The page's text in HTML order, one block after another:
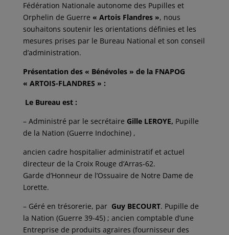
Fédération Nationale autonome des Pupilles et
Orphelin de Guerre « Artois Flandres », nous
souhaitons soutenir les orientations définies et les
mesures prises par le Bureau National et son conseil
d’administration.
Présentation des « Bénévoles » de la FNAPOG
« ARTOIS-FLANDRES » :
Le Bureau est :
– Administré par le secrétaire Gille LEROYE, Pupille
de la Nation (Guerre Indochine) ,
ancien cadre hospitalier administratif et actuel
directeur de la Croix Rouge d’Arras-62.
Garde d’Honneur de l’Ossuaire de Notre Dame de
Lorette.
– Géré en trésorerie, par Guy BECOURT. Pupille de
la Nation (Guerre 39-45) ; ancien comptable d’une
Entreprise de produits agraires (fournisseur des